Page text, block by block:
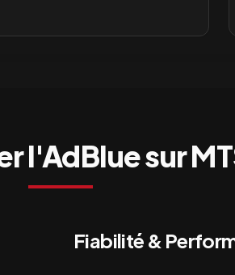
l'AdBlue sur
Fiabilité &